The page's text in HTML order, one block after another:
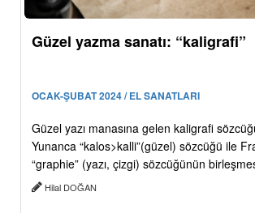
Güzel yazma sanatı: “kaligrafi”
OCAK-ŞUBAT 2024 / EL SANATLARI
Güzel yazı manasına gelen kaligrafi
Yunanca “kalos>kalli”(güzel) sözcüğü ile
“graphie” (yazı, çizgi) sözcüğünün
Hilal DOĞAN